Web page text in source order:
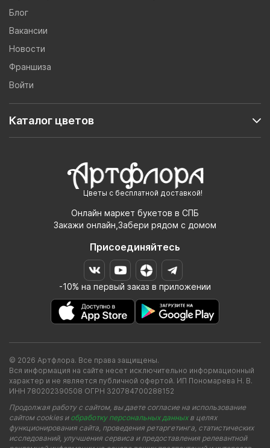
Цветы с бесплатной доставкой!
Онлайн маркет букетов в СПБ
Закажи онлайн,Забери рядом с домом
Присоединяйтесь
-10% на первый заказ в приложении
Блог
Вакансии
Новости
Франшиза
Войти
Каталог цветов
© 2026 Артфлора. Все права защищены.
Вся информация на сайте несет исключительно информационный
характер и не является публичной офертой. ИП Пономарева Н. В.
ИНН 780202390508 ОГРН 320784700288152
Продолжая работу с сайтом, вы даете согласие на использование
сайтом cookies и обработку персональных данныхв целях
функционирования сайта, проведения ретаргетинга, статистических
исследований, улучшения сервиса и предоставления релевантной